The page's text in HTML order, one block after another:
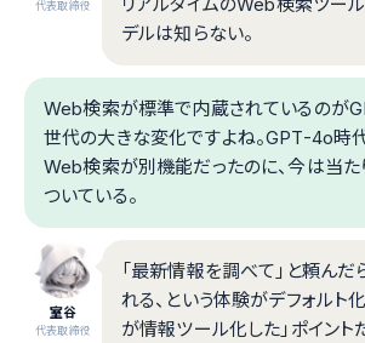
代表取締役
デルは知らない。
Web検索が標準で内蔵されているのが
世代の大きな変化ですよね。GPT-4o時
Web検索が別機能だったのに、今は当た
ついている。
室谷
代表取締役
「最新情報を調べて」と頼んだ
れる、という体験がデフォルト
が情報ツール化した」ポイント